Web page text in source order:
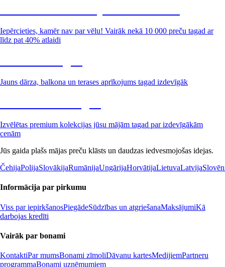
Iepērcieties, kamēr nav par vēlu! Vairāk nekā 10 000 preču tagad ar
līdz pat 40% atlaidi
Jauns dārza, balkona un terases aprīkojums tagad izdevīgāk
Izvēlētas premium kolekcijas jūsu mājām tagad par izdevīgākām
cenām
Jūs gaida plašs mājas preču klāsts un daudzas iedvesmojošas idejas.
ČehijaPolijaSlovākijaRumānijaUngārijaHorvātijaLietuvaLatvija
Informācija par pirkumu
Viss par iepirkšanosPiegādeSūdzības un atgriešanaMaksājumiKā
darbojas kredīti
Vairāk par bonami
KontaktiPar mumsBonami zīmoliDāvanu kartesMedijiemPartneru
programmaBonami uzņēmumiem